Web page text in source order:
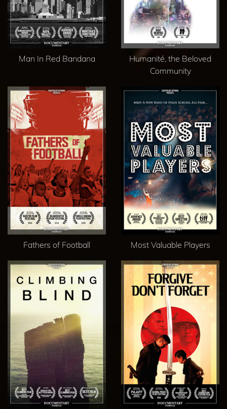
Man In Red Bandana
Humanité, the Beloved
Community
Fathers of Football Most Valuable Players